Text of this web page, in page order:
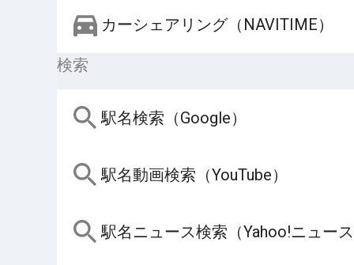
カーシェアリング（NAVITIME）
検索
駅名検索（Google）
駅名動画検索（YouTube）
駅名ニュース検索（Yahoo!ニュー